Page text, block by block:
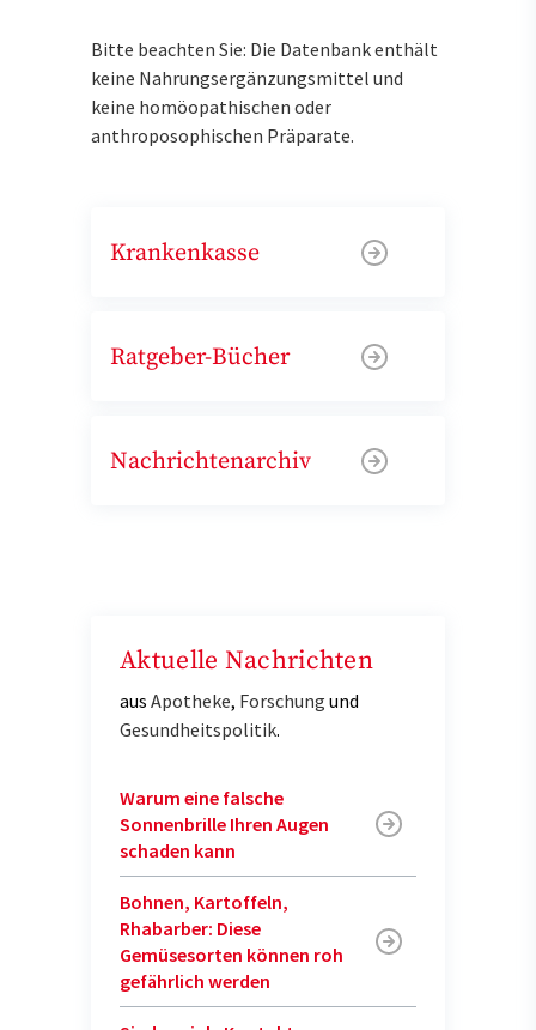
Bitte beachten Sie: Die Datenbank enthält
keine Nahrungsergänzungsmittel und
keine homöopathischen oder
anthroposophischen Präparate.
Krankenkasse
Ratgeber-Bücher
Nachrichtenarchiv
Aktuelle Nachrichten
aus Apotheke, Forschung und
Gesundheitspolitik.
Warum eine falsche
Sonnenbrille Ihren Augen
schaden kann
Bohnen, Kartoffeln,
Rhabarber: Diese
Gemüsesorten können roh
gefährlich werden